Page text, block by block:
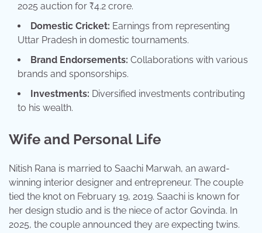
2025 auction for ₹4.2 crore.
Domestic Cricket: Earnings from representing
Uttar Pradesh in domestic tournaments.
Brand Endorsements: Collaborations with various
brands and sponsorships.
Investments: Diversified investments contributing
to his wealth.
Wife and Personal Life
Nitish Rana is married to Saachi Marwah, an award-
winning interior designer and entrepreneur. The couple
tied the knot on February 19, 2019. Saachi is known for
her design studio and is the niece of actor Govinda. In
2025, the couple announced they are expecting twins.